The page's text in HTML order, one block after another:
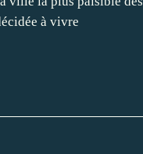
à vivre